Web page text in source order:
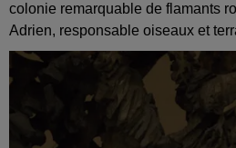
colonie remarquable de flamants
Adrien, responsable oiseaux et